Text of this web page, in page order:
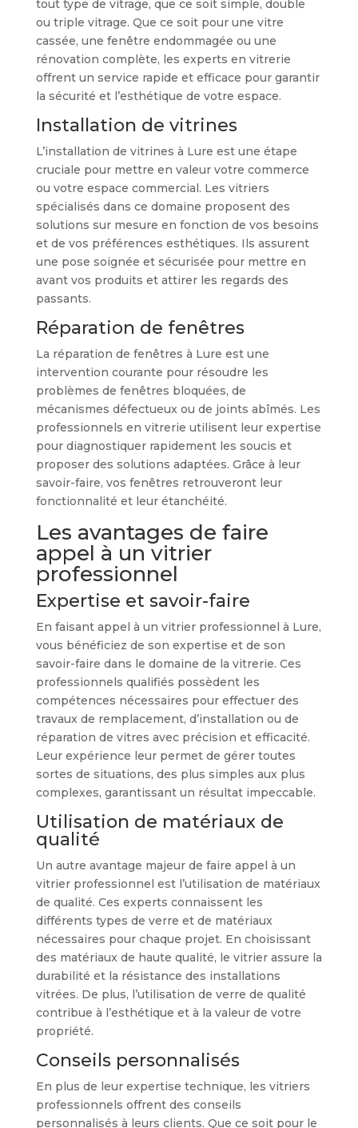
tout type de vitrage, que ce soit simple, double
ou triple vitrage. Que ce soit pour une vitre
cassée, une fenêtre endommagée ou une
rénovation complète, les experts en vitrerie
offrent un service rapide et efficace pour garantir
la sécurité et l’esthétique de votre espace.
Installation de vitrines
L’installation de vitrines à Lure est une étape
cruciale pour mettre en valeur votre commerce
ou votre espace commercial. Les vitriers
spécialisés dans ce domaine proposent des
solutions sur mesure en fonction de vos besoins
et de vos préférences esthétiques. Ils assurent
une pose soignée et sécurisée pour mettre en
avant vos produits et attirer les regards des
passants.
Réparation de fenêtres
La réparation de fenêtres à Lure est une
intervention courante pour résoudre les
problèmes de fenêtres bloquées, de
mécanismes défectueux ou de joints abîmés. Les
professionnels en vitrerie utilisent leur expertise
pour diagnostiquer rapidement les soucis et
proposer des solutions adaptées. Grâce à leur
savoir-faire, vos fenêtres retrouveront leur
fonctionnalité et leur étanchéité.
Les avantages de faire
appel à un vitrier
professionnel
Expertise et savoir-faire
En faisant appel à un vitrier professionnel à Lure,
vous bénéficiez de son expertise et de son
savoir-faire dans le domaine de la vitrerie. Ces
professionnels qualifiés possèdent les
compétences nécessaires pour effectuer des
travaux de remplacement, d’installation ou de
réparation de vitres avec précision et efficacité.
Leur expérience leur permet de gérer toutes
sortes de situations, des plus simples aux plus
complexes, garantissant un résultat impeccable.
Utilisation de matériaux de
qualité
Un autre avantage majeur de faire appel à un
vitrier professionnel est l’utilisation de matériaux
de qualité. Ces experts connaissent les
différents types de verre et de matériaux
nécessaires pour chaque projet. En choisissant
des matériaux de haute qualité, le vitrier assure la
durabilité et la résistance des installations
vitrées. De plus, l’utilisation de verre de qualité
contribue à l’esthétique et à la valeur de votre
propriété.
Conseils personnalisés
En plus de leur expertise technique, les vitriers
professionnels offrent des conseils
personnalisés à leurs clients. Que ce soit pour le